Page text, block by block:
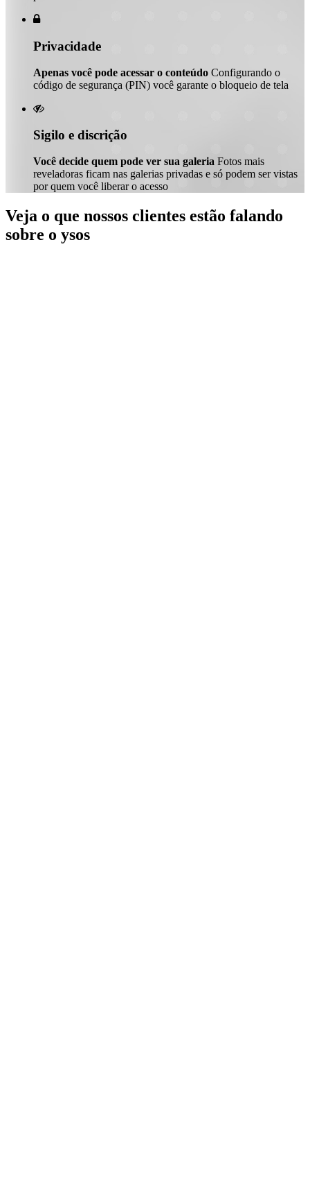

Privacidade
Apenas você pode acessar o conteúdo Configurando o
código de segurança (PIN) você garante o bloqueio de tela

Sigilo e discrição
Você decide quem pode ver sua galeria Fotos mais
reveladoras ficam nas galerias privadas e só podem ser vistas
por quem você liberar o acesso
Veja o que nossos clientes estão falando
sobre o ysos